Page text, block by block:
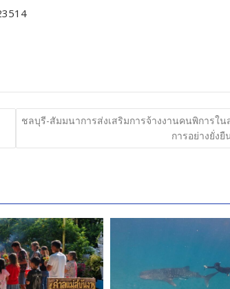
ชลบุรี-สัมมนาการส่งเสริมการจ้างงานคนพิการใ
การอย่างยั่ง